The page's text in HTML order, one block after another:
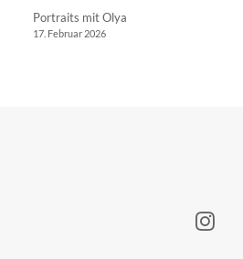
Portraits mit Olya
17. Februar 2026